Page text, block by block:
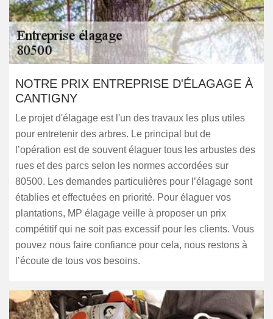
NOTRE PRIX ENTREPRISE D'ÉLAGAGE À
CANTIGNY
Le projet d'élagage est l'un des travaux les plus utiles
pour entretenir des arbres. Le principal but de
l’opération est de souvent élaguer tous les arbustes des
rues et des parcs selon les normes accordées sur
80500. Les demandes particulières pour l’élagage sont
établies et effectuées en priorité. Pour élaguer vos
plantations, MP élagage veille à proposer un prix
compétitif qui ne soit pas excessif pour les clients. Vous
pouvez nous faire confiance pour cela, nous restons à
l’écoute de tous vos besoins.